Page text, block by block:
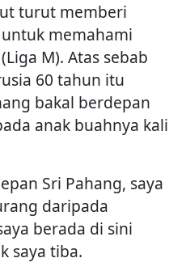
turut memberi
memahami
M). Atas sebab
60 tahun itu
bakal berdepan
anak buahnya kali
Sri Pahang, saya
daripada
berada di sini
saya tiba.